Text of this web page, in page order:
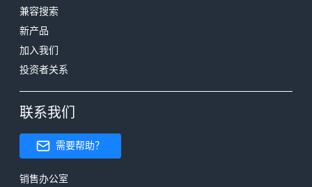
兼容搜索
新产品
加入我们
投资者关系
联系我们
需要帮助？
销售办公室